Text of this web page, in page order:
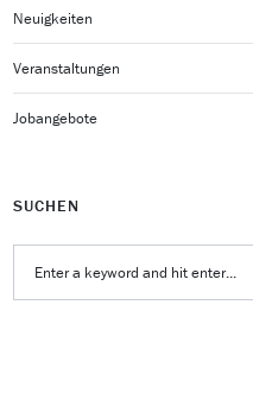
Neuigkeiten
Veranstaltungen
Jobangebote
SUCHEN